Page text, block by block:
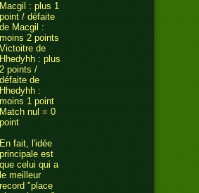
Macgil : plus 1
point / défaite
de Macgil :
moins 2 points
Victoitre de
Hhedyhh : plus
2 points /
défaite de
Hhedyhh :
moins 1 point
Match nul = 0
point
En fait, l'idée
principale est
que celui qui a
le meilleur
record "place